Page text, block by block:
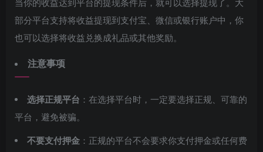
当你的收益达到平台的提现条件后，就可以选择提现了。大
部分平台支持将收益提现到支付宝、微信或银行账户中，你
也可以选择将收益兑换成礼品或其他奖励。
注意事项
选择正规平台 ：在选择平台时，一定要选择正规、可靠的
平台，避免被骗。
不要支付押金 ：正规的平台不会要求你支付押金或任何费